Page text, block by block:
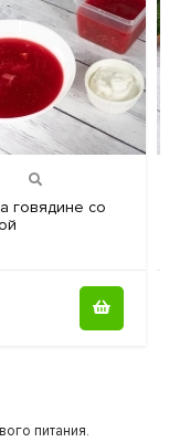
говядине со
питания.